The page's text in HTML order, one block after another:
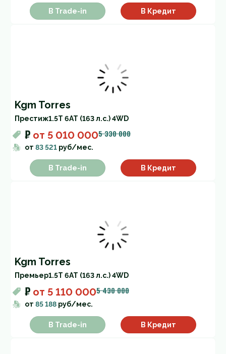
В Trade-in В Кредит
Kgm Torres
Престиж1.5T 6AT (163 л.с.) 4WD
₽ от 5 010 0005 330 000
от 83 521 руб/мес.
В Trade-in В Кредит
Kgm Torres
Премьер1.5T 6AT (163 л.с.) 4WD
₽ от 5 110 0005 430 000
от 85 188 руб/мес.
В Trade-in В Кредит